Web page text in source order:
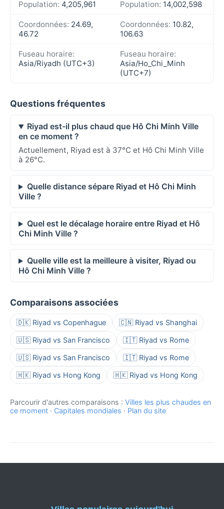
Population: 4,205,961 Population: 14,002,598
Coordonnées: 24.69,
46.72
Coordonnées: 10.82,
106.63
Fuseau horaire:
Asia/Riyadh (UTC+3)
Fuseau horaire:
Asia/Ho_Chi_Minh
(UTC+7)
Questions fréquentes
Riyad est-il plus chaud que Hô Chi Minh Ville
en ce moment ?
Actuellement, Riyad est à 37°C et Hô Chi Minh Ville
à 26°C.
Quelle distance sépare Riyad et Hô Chi Minh
Ville ?
Quel est le décalage horaire entre Riyad et Hô
Chi Minh Ville ?
Quelle ville est la meilleure à visiter, Riyad ou
Hô Chi Minh Ville ?
Comparaisons associées
🇩🇰 Riyad vs Copenhague 🇨🇳 Riyad vs Shanghai
🇺🇸 Riyad vs San Francisco 🇮🇹 Riyad vs Rome
🇺🇸 Riyad vs San Francisco 🇮🇹 Riyad vs Rome
🇭🇰 Riyad vs Hong Kong 🇭🇰 Riyad vs Hong Kong
Parcourir d'autres comparaisons : Villes les plus chaudes en
ce moment · Capitales mondiales · Plan du site